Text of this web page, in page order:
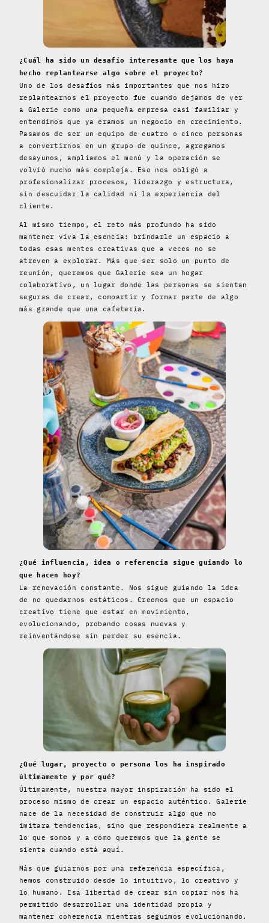
¿Cuál ha sido un desafío interesante que los haya
hecho replantearse algo sobre el proyecto?
Uno de los desafíos más importantes que nos hizo
replantearnos el proyecto fue cuando dejamos de ver
a Galerie como una pequeña empresa casi familiar y
entendimos que ya éramos un negocio en crecimiento.
Pasamos de ser un equipo de cuatro o cinco personas
a convertirnos en un grupo de quince, agregamos
desayunos, ampliamos el menú y la operación se
volvió mucho más compleja. Eso nos obligó a
profesionalizar procesos, liderazgo y estructura,
sin descuidar la calidad ni la experiencia del
cliente.
Al mismo tiempo, el reto más profundo ha sido
mantener viva la esencia: brindarle un espacio a
todas esas mentes creativas que a veces no se
atreven a explorar. Más que ser solo un punto de
reunión, queremos que Galerie sea un hogar
colaborativo, un lugar donde las personas se sientan
seguras de crear, compartir y formar parte de algo
más grande que una cafetería.
¿Qué influencia, idea o referencia sigue guiando lo
que hacen hoy?
La renovación constante. Nos sigue guiando la idea
de no quedarnos estáticos. Creemos que un espacio
creativo tiene que estar en movimiento,
evolucionando, probando cosas nuevas y
reinventándose sin perder su esencia.
¿Qué lugar, proyecto o persona los ha inspirado
últimamente y por qué?
Últimamente, nuestra mayor inspiración ha sido el
proceso mismo de crear un espacio auténtico. Galerie
nace de la necesidad de construir algo que no
imitara tendencias, sino que respondiera realmente a
lo que somos y a cómo queremos que la gente se
sienta cuando está aquí.
Más que guiarnos por una referencia específica,
hemos construido desde lo intuitivo, lo creativo y
lo humano. Esa libertad de crear sin copiar nos ha
permitido desarrollar una identidad propia y
mantener coherencia mientras seguimos evolucionando.